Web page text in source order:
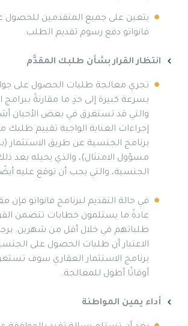
يتعين على جميع المتقدمين للحصول
فانواتو دفع رسوم تقديم الطلب.
انتظار القرار بشأن طلبك المقدَّم
تجري معالجة طلبات الحصول على
بسرعة كبيرة إلى حدٍ ما مقارنةً ببرامج
والتي قد تستغرق في بعض الأحيان
إجراءات العناية الواجبة تقييم
برنامج الجنسية عن طريق الاستثمار
مسؤول الامتثال)، والذي يحيله بعد
الجنسية، والتي يجب أن توقع عليه
في حالة التقديم لبرنامج فانواتو فإن
عادةً ما يستلمون خطابات تتضمن
طلباتهم في خلال أقل من شهرين.
الاعتبار أن طلبات الحصول على
برنامج الاستثمار العقاري سوف
أوقاتًا أطول للمعالجة.
أداء يمين المواطنة